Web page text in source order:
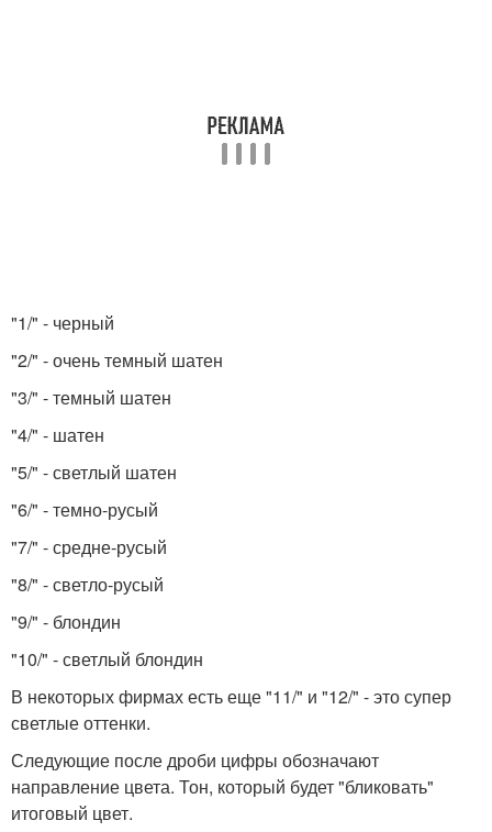
"1/" - черный
"2/" - очень темный шатен
"3/" - темный шатен
"4/" - шатен
"5/" - светлый шатен
"6/" - темно-русый
"7/" - средне-русый
"8/" - светло-русый
"9/" - блондин
"10/" - светлый блондин
В некоторых фирмах есть еще "11/" и "12/" - это супер
светлые оттенки.
Следующие после дроби цифры обозначают
направление цвета. Тон, который будет "бликовать"
итоговый цвет.